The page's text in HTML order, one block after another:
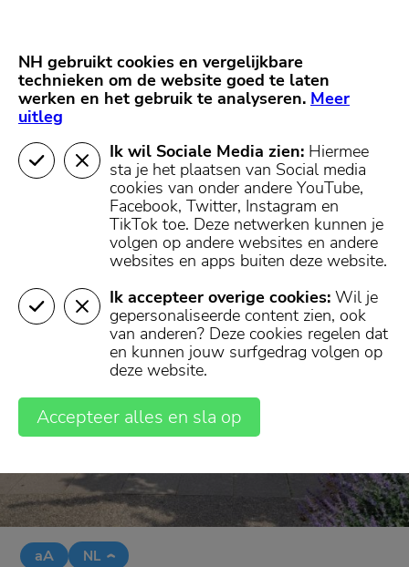
Mijn regio
aA NL
NH gebruikt cookies en vergelijkbare
technieken om de website goed te laten
werken en het gebruik te analyseren. Meer
uitleg
Ik wil Sociale Media zien: Hiermee
sta je het plaatsen van Social media
cookies van onder andere YouTube,
Facebook, Twitter, Instagram en
TikTok toe. Deze netwerken kunnen je
volgen op andere websites en andere
websites en apps buiten deze website.
Ik accepteer overige cookies: Wil je
gepersonaliseerde content zien, ook
van anderen? Deze cookies regelen dat
en kunnen jouw surfgedrag volgen op
deze website.
Accepteer alles en sla op